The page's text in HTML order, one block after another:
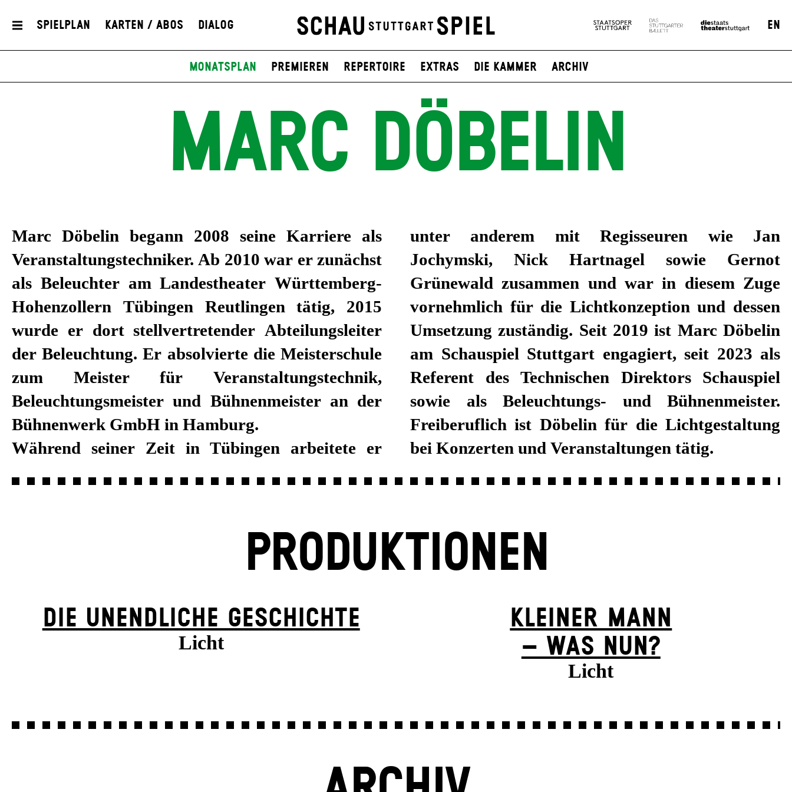
Spielplan Karten / Abos Dialog EN
Monatsplan Premieren Repertoire Extras Die Kammer Archiv
MARC DÖBELIN
Marc Döbelin begann 2008 seine Karriere als
Veranstaltungstechniker. Ab 2010 war er zunächst
als Beleuchter am Landestheater Württemberg-
Hohenzollern Tübingen Reutlingen tätig, 2015
wurde er dort stellvertretender Abteilungsleiter
der Beleuchtung. Er absolvierte die Meisterschule
zum Meister für Veranstaltungstechnik,
Beleuchtungsmeister und Bühnenmeister an der
Bühnenwerk GmbH in Hamburg.
Während seiner Zeit in Tübingen arbeitete er
unter anderem mit Regisseuren wie Jan
Jochymski, Nick Hartnagel sowie Gernot
Grünewald zusammen und war in diesem Zuge
vornehmlich für die Lichtkonzeption und dessen
Umsetzung zuständig. Seit 2019 ist Marc Döbelin
am Schauspiel Stuttgart engagiert, seit 2023 als
Referent des Technischen Direktors Schauspiel
sowie als Beleuchtungs- und Bühnenmeister.
Freiberuflich ist Döbelin für die Lichtgestaltung
bei Konzerten und Veranstaltungen tätig.
PRODUKTIONEN
DIE UN­ENDLICHE GESCHICHTE
Licht
KLEINER MANN
– WAS NUN?
Licht